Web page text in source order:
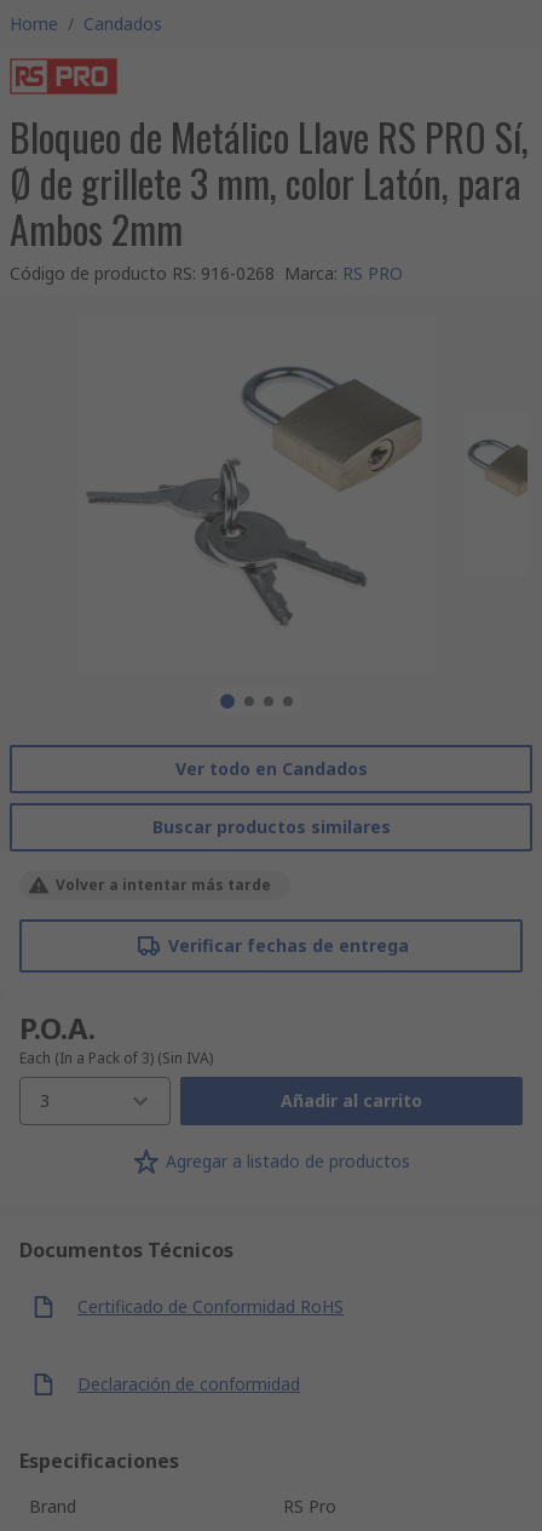
Home / Candados
Bloqueo de Metálico Llave RS PRO Sí,
Ø de grillete 3 mm, color Latón, para
Ambos 2mm
Código de producto RS: 916-0268 Marca: RS PRO
Ver todo en Candados
Buscar productos similares
Volver a intentar más tarde
Verificar fechas de entrega
P.O.A.
Each (In a Pack of 3) (Sin IVA)
3 Añadir al carrito
Agregar a listado de productos
Documentos Técnicos
Certificado de Conformidad RoHS
Declaración de conformidad
Especificaciones
Brand
RS Pro